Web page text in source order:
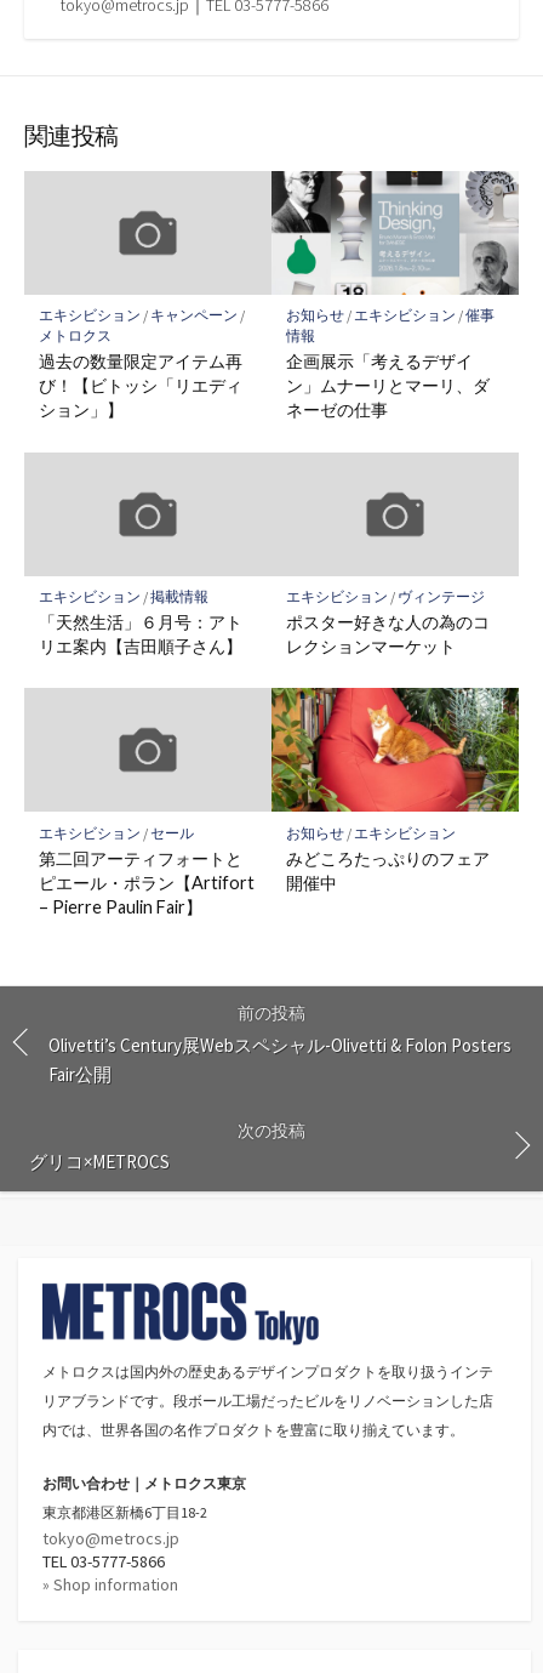
tokyo@metrocs.jp｜TEL 03-5777-5866
関連投稿
エキシビション / キャンペーン /
メトロクス
過去の数量限定アイテム再
び！【ビトッシ「リエディ
ション」】
お知らせ/ エキシビション /催事
情報
企画展示「考えるデザイ
ン」ムナーリとマーリ、ダ
ネーゼの仕事
エキシビション /掲載情報
「天然生活」６月号：アト
リエ案内【吉田順子さん】
エキシビション / ヴィンテージ
ポスター好きな人の為のコ
レクションマーケット
エキシビション /セール
第二回アーティフォートと
ピエール・ポラン【Artifort
– Pierre Paulin Fair】
お知らせ/ エキシビション
みどころたっぷりのフェア
開催中
前の投稿
Olivetti’s Century展Webスペシャル-Olivetti & Folon Posters
Fair公開
次の投稿
グリコ×METROCS
メトロクスは国内外の歴史あるデザインプロダクトを取り扱うインテ
リアブランドです。段ボール工場だったビルをリノベーションした店
内では、世界各国の名作プロダクトを豊富に取り揃えています。
お問い合わせ｜メトロクス東京
東京都港区新橋6丁目18-2
tokyo@metrocs.jp
TEL 03-5777-5866
» Shop information